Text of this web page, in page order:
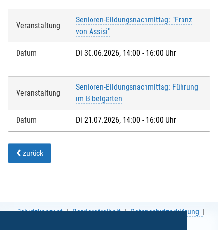
Veranstaltung
Senioren-Bildungsnachmittag: "Franz
von Assisi"
Datum Di 30.06.2026, 14:00 - 16:00 Uhr
Veranstaltung
Senioren-Bildungsnachmittag: Führung
im Bibelgarten
Datum Di 21.07.2026, 14:00 - 16:00 Uhr
zurück
Schutzkonzept Barrierefreiheit
Datenschutzerklärung